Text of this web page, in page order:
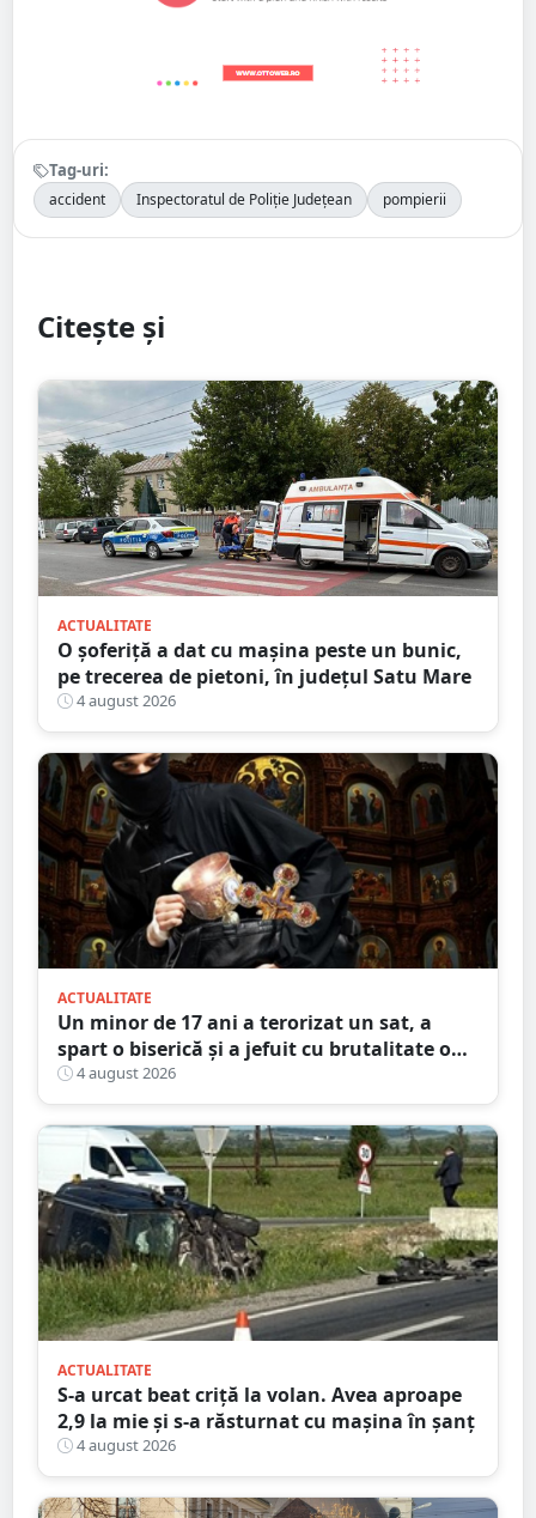
Tag-uri:
accident Inspectoratul de Poliție Județean pompierii
Citește și
ACTUALITATE
O șoferiță a dat cu mașina peste un bunic,
pe trecerea de pietoni, în județul Satu Mare
4 august 2026
ACTUALITATE
Un minor de 17 ani a terorizat un sat, a
spart o biserică și a jefuit cu brutalitate o
bătrână de 80 de ani
4 august 2026
ACTUALITATE
S-a urcat beat criță la volan. Avea aproape
2,9 la mie și s-a răsturnat cu mașina în șanț
4 august 2026